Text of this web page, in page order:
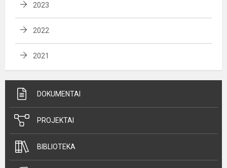
2023
2022
2021
DOKUMENTAI
PROJEKTAI
BIBLIOTEKA